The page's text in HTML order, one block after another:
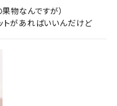
物なんですが）